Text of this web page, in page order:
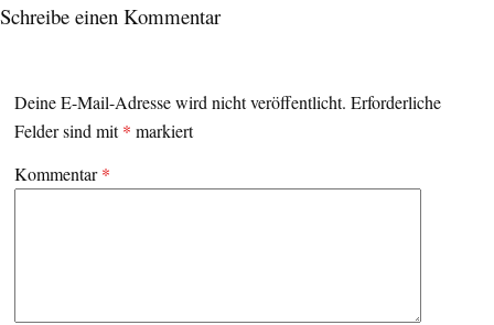
Schreibe einen Kommentar
Deine E-Mail-Adresse wird nicht veröffentlicht. Erforderliche
Felder sind mit* markiert
Kommentar*